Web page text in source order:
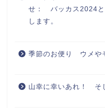
せ： バッカス2024と
します。
季節のお便り ウメや
山幸に幸いあれ！ そ